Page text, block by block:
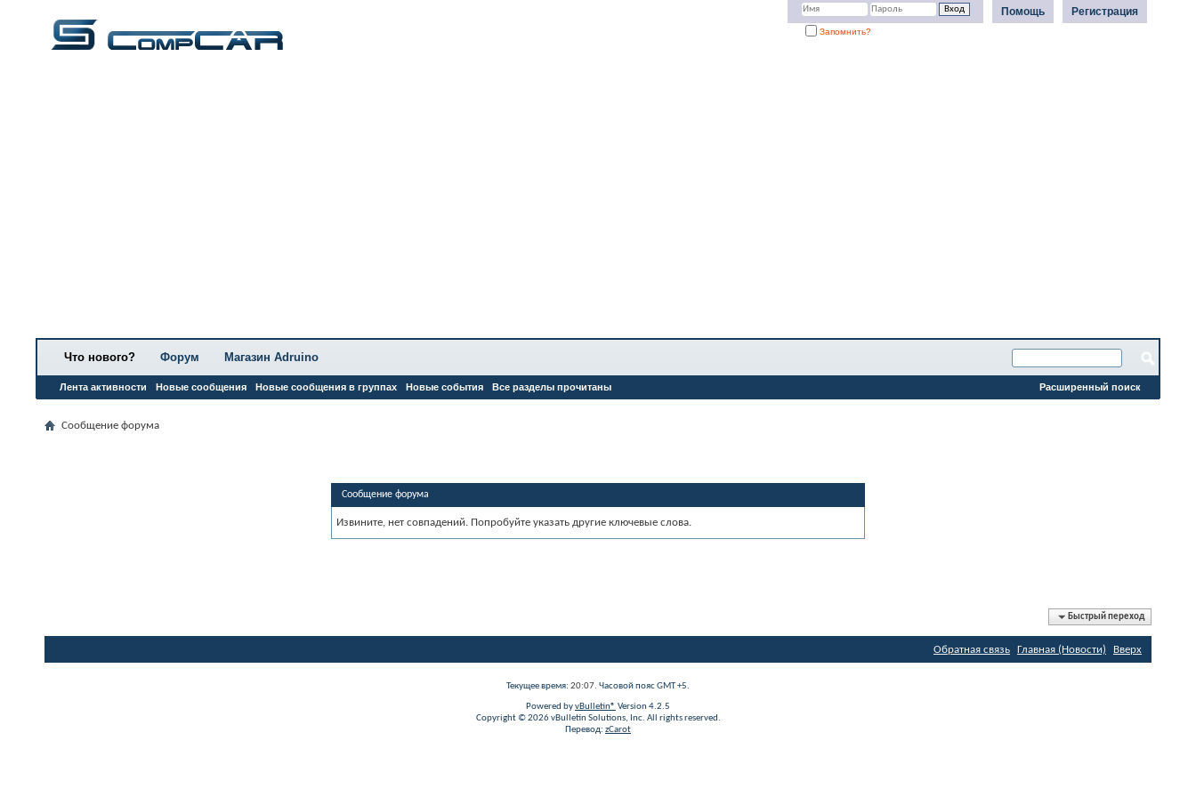
Регистрация
Помощь
Запомнить?
Что нового?
Лента активности Новые сообщения Новые сообщения в группах Новые события Все разделы прочитаны
Форум Магазин Adruino
Расширенный поиск
Сообщение форума
Сообщение форума
Извините, нет совпадений. Попробуйте указать другие ключевые слова.
Быстрый переход
Обратная связь Главная (Новости) Вверх
Текущее время: 20:07. Часовой пояс GMT +5.
Powered byvBulletin® Version 4.2.5
Copyright © 2026 vBulletin Solutions, Inc. All rights reserved.
Перевод: zCarot